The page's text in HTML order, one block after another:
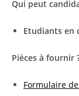
Qui peut
Etudiants en
Pièces à fournir
Formulaire